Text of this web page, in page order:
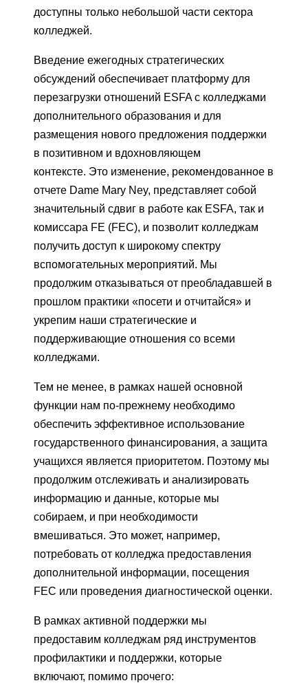
доступны только небольшой части сектора
колледжей.
Введение ежегодных стратегических
обсуждений обеспечивает платформу для
перезагрузки отношений ESFA с колледжами
дополнительного образования и для
размещения нового предложения поддержки
в позитивном и вдохновляющем
контексте. Это изменение, рекомендованное в
отчете Dame Mary Ney, представляет собой
значительный сдвиг в работе как ESFA, так и
комиссара FE (FEC), и позволит колледжам
получить доступ к широкому спектру
вспомогательных мероприятий. Мы
продолжим отказываться от преобладавшей в
прошлом практики «посети и отчитайся» и
укрепим наши стратегические и
поддерживающие отношения со всеми
колледжами.
Тем не менее, в рамках нашей основной
функции нам по-прежнему необходимо
обеспечить эффективное использование
государственного финансирования, а защита
учащихся является приоритетом. Поэтому мы
продолжим отслеживать и анализировать
информацию и данные, которые мы
собираем, и при необходимости
вмешиваться. Это может, например,
потребовать от колледжа предоставления
дополнительной информации, посещения
FEC или проведения диагностической оценки.
В рамках активной поддержки мы
предоставим колледжам ряд инструментов
профилактики и поддержки, которые
включают, помимо прочего: